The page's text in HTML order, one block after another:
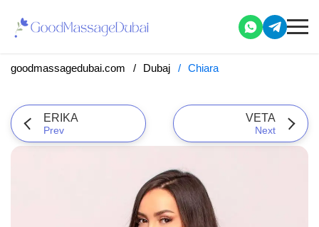
goodmassagedubai.com Dubaj Chiara
ERIKA
Prev
VETA
Next